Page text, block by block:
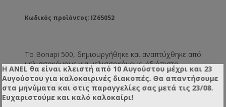
Κωδικός προϊόντος: IZ65052
Το Bonapi 500, δημιουργήθηκε και αναπτύχθηκε από
μελισσοκόμους για μελισσοκόμους. Αξιόπιστο,
ευέλικτο και εύκολο στην οδήγηση, το Bonapi 500
έχει σχεδιαστεί για να μεταφέρει και να σηκώνει
κυψέλες μελισσών ή βαρέλια μελιού, ενώ μπορεί να
μεταφερθεί με Pick-Up. Εύχρηστο και πολύ σταθερό,
€23440,00 χωρίς ΦΠΑ
€29065,60 με ΦΠΑ
Η ANEL θα είναι κλειστή από 10 Αυγούστου μέχρι και 23
Αυγούστου για καλοκαιρινές διακοπές. Θα απαντήσουμε
στα μηνύματα και στις παραγγελίες σας μετά τις 23/08.
Ευχαριστούμε και καλό καλοκαίρι!